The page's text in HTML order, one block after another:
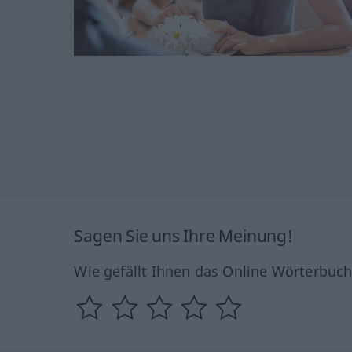
Sagen Sie uns Ihre Meinung!
Wie gefällt Ihnen das Online